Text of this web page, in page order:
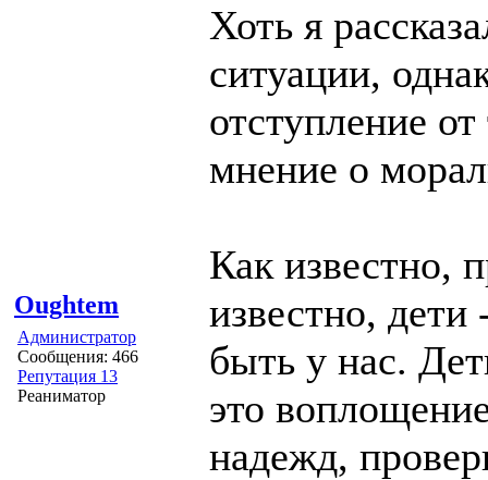
Oughtem
Администратор
Сообщения: 466
Репутация 13
Реаниматор
Хоть я
ситуации,
отступление
мнение о
Как известно,
известно, дети
быть у нас.
это
надежд,